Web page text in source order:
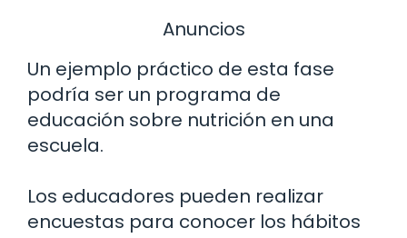
Anuncios
Un ejemplo práctico de esta fase
podría ser un programa de
educación sobre nutrición en una
escuela.
Los educadores pueden realizar
encuestas para conocer los hábitos